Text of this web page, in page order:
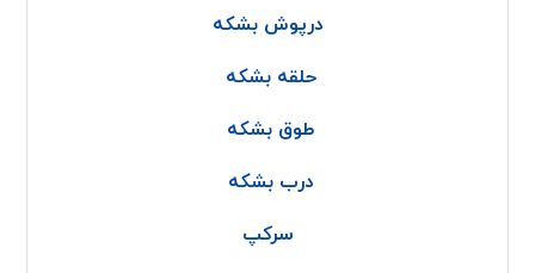
درپوش بشکه
حلقه بشکه
طوق بشکه
درب بشکه
سرکپ